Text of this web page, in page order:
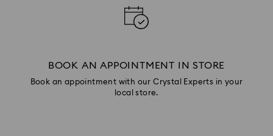
BOOK AN APPOINTMENT IN STORE
Book an appointment with our Crystal Experts in your
local store.